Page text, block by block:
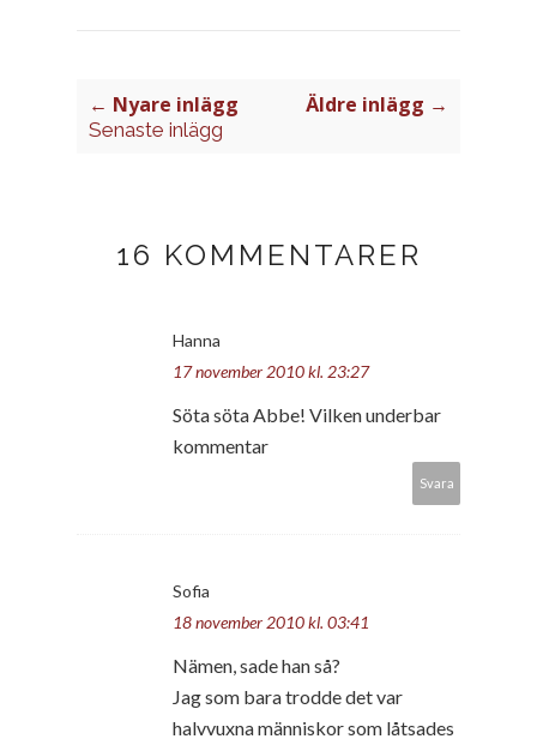
← Nyare inlägg
Senaste inlägg
Äldre inlägg →
16 KOMMENTARER
Hanna
17 november 2010 kl. 23:27
Söta söta Abbe! Vilken underbar
kommentar
Svara
Sofia
18 november 2010 kl. 03:41
Nämen, sade han så?
Jag som bara trodde det var
halvvuxna människor som låtsades